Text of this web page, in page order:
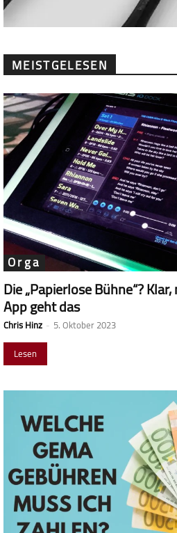
MEISTGELESEN
Orga
Die „Papierlose Bühne“?
App geht das
Chris Hinz - 5. Oktober 2023
Lesen